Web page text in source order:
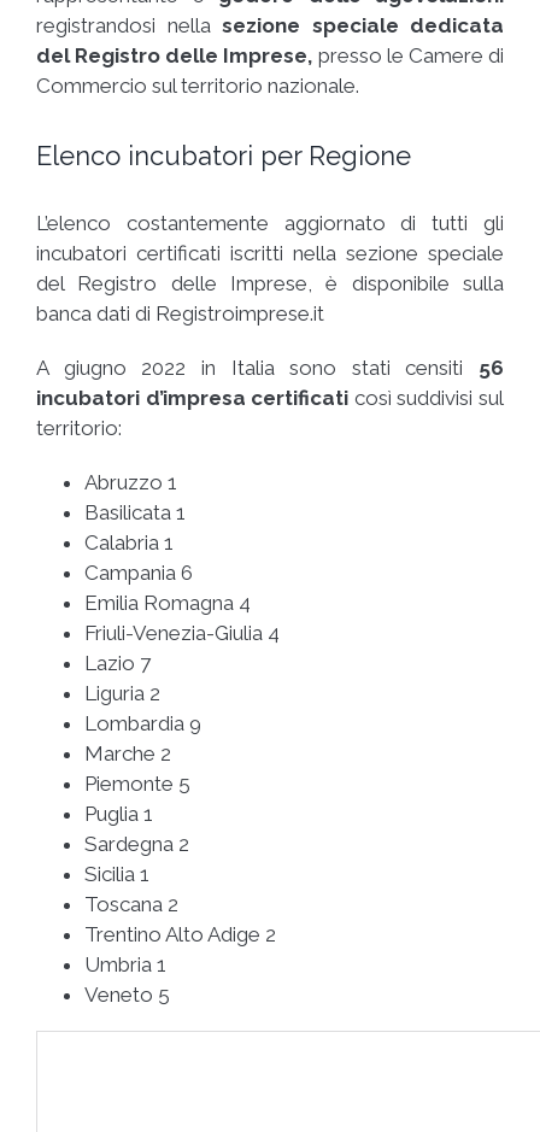
registrandosi nella sezione speciale dedicata
del Registro delle Imprese, presso le Camere di
Commercio sul territorio nazionale.
Elenco incubatori per Regione
L’elenco costantemente aggiornato di tutti gli
incubatori certificati iscritti nella sezione speciale
del Registro delle Imprese, è disponibile sulla
banca dati di Registroimprese.it
A giugno 2022 in Italia sono stati censiti 56
incubatori d’impresa certificati così suddivisi sul
territorio:
Abruzzo 1
Basilicata 1
Calabria 1
Campania 6
Emilia Romagna 4
Friuli-Venezia-Giulia 4
Lazio 7
Liguria 2
Lombardia 9
Marche 2
Piemonte 5
Puglia 1
Sardegna 2
Sicilia 1
Toscana 2
Trentino Alto Adige 2
Umbria 1
Veneto 5